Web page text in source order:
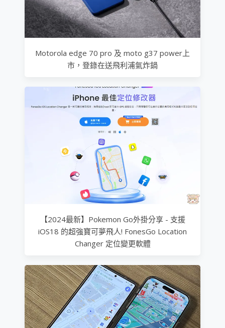
Motorola edge 70 pro 及 moto g37 power上
市，登錄在送飛利浦氣炸鍋
【2024最新】Pokemon Go外掛分享 - 支援
iOS18 的超強寶可夢飛人! FonesGo Location
Changer 定位變更軟體